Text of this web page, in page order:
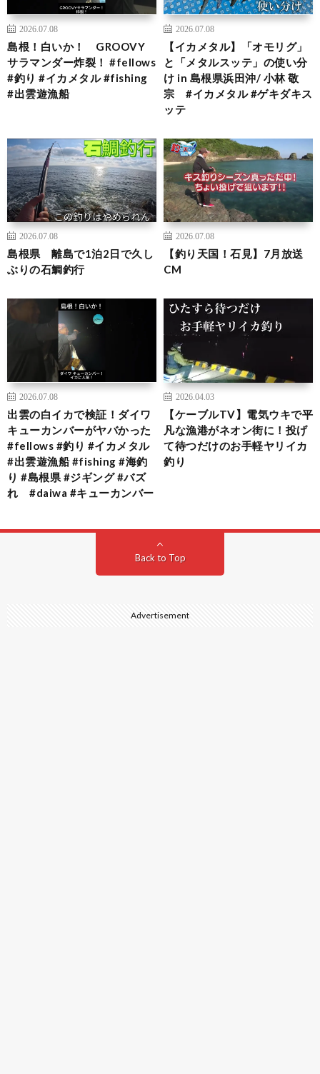
2026.07.08
島根！白いか！ GROOVY
サラマンダー炸裂！ #fellows
#釣り #イカメタル #fishing
#出雲遊漁船
2026.07.08
【イカメタル】「オモリグ」
と「メタルスッテ」の使い分
け in 島根県浜田沖/ 小林 敬
宗 #イカメタル #ゲキダキス
ッテ
2026.07.08
島根県 離島で1泊2日で久し
ぶりの石鯛釣行
2026.07.08
【釣り天国！石見】7月放送
CM
2026.07.08
出雲の白イカで検証！ダイワ
キューカンバーがヤバかった
#fellows #釣り #イカメタル
#出雲遊漁船 #fishing #海釣
り #島根県 #ジギング #バズ
れ #daiwa #キューカンバー
2026.04.03
【ケーブルTV】電気ウキで平
凡な漁港がネオン街に！投げ
て待つだけのお手軽ヤリイカ
釣り
Back to Top
Advertisement